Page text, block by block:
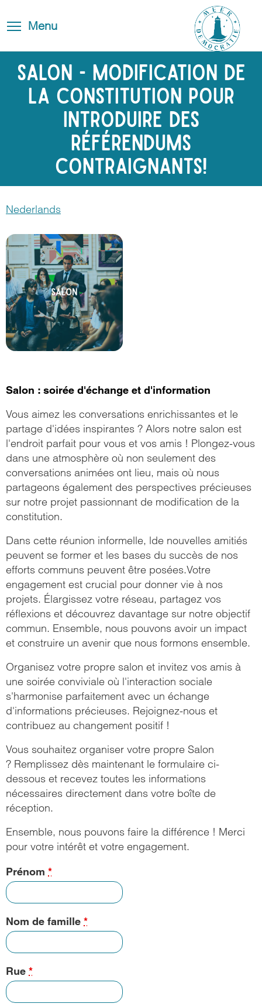
au
principal
Toggle
navigation
Menu
Salon - Modification de
la Constitution pour
introduire des
référendums
contraignants!
Nederlands
Salon : soirée d'échange et d'information
Vous aimez les conversations enrichissantes et le
partage d'idées inspirantes ? Alors notre salon est
l'endroit parfait pour vous et vos amis ! Plongez-vous
dans une atmosphère où non seulement des
conversations animées ont lieu, mais où nous
partageons également des perspectives précieuses
sur notre projet passionnant de modification de la
constitution.
Dans cette réunion informelle, lde nouvelles amitiés
peuvent se former et les bases du succès de nos
efforts communs peuvent être posées.Votre
engagement est crucial pour donner vie à nos
projets. Élargissez votre réseau, partagez vos
réflexions et découvrez davantage sur notre objectif
commun. Ensemble, nous pouvons avoir un impact
et construire un avenir que nous formons ensemble.
Organisez votre propre salon et invitez vos amis à
une soirée conviviale où l'interaction sociale
s'harmonise parfaitement avec un échange
d'informations précieuses. Rejoignez-nous et
contribuez au changement positif !
Vous souhaitez organiser votre propre Salon
? Remplissez dès maintenant le formulaire ci-
dessous et recevez toutes les informations
nécessaires directement dans votre boîte de
réception.
Ensemble, nous pouvons faire la différence ! Merci
pour votre intérêt et votre engagement.
Prénom *
Nom de famille *
Rue *